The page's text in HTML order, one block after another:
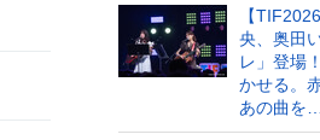
【
央、奥田
レ」登場
かせる。
あの曲を…